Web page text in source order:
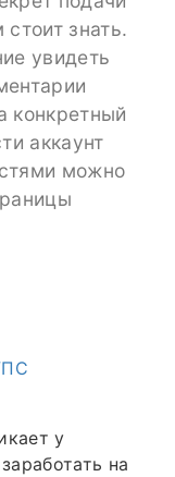
знать.
увидеть
конкретный
аккаунт
можно
у
на